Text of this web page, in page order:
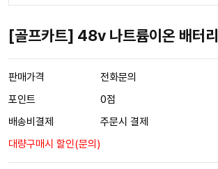
[골프카트] 48v 나트륨이온 배터리
판매가격
전화문의
포인트
0점
배송비결제
주문시 결제
대량구매시 할인(문의)